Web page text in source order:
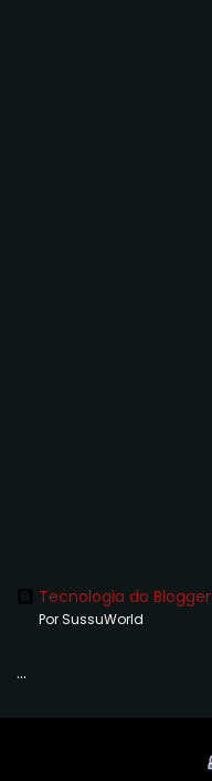
Tecnologia do Blogger
Por SussuWorld
...